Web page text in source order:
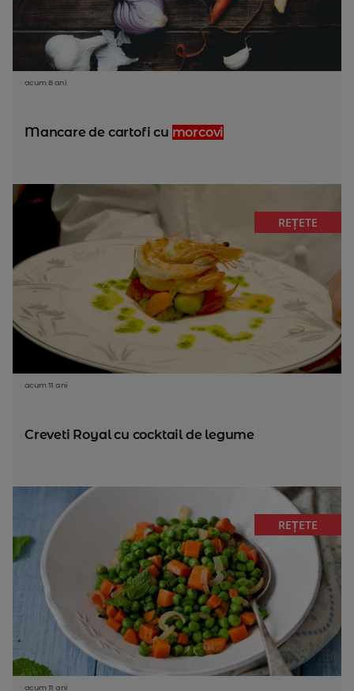
acum 8 ani
Mancare de cartofi cu morcovi
REȚETE
acum 11 ani
Creveti Royal cu cocktail de legume
REȚETE
acum 11 ani